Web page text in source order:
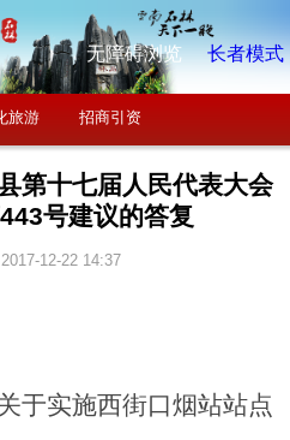
无障碍浏览 长者模式
旅游 招商引资
第十七届人民代表大会
号建议的答复
12-22 14:37
于实施西街口烟站站点